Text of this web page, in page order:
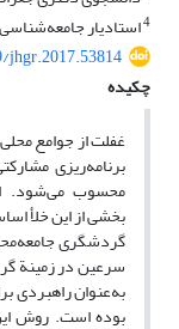
4استادیار
jhgr.2017.53814
چکیده
غفلت از جوامع
برنامه‌ریزی
محسوب می‌شود.
بخشی از این خلأ
گردشگری
سرعین در زمینة
به‌عنوان راهبردی
بوده است. روش